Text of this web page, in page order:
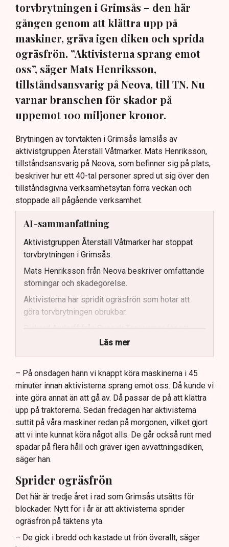
torvbrytningen i Grimsås – den här
gången genom att klättra upp på
maskiner, gräva igen diken och sprida
ogräsfrön. ”Aktivisterna sprang emot
oss”, säger Mats Henriksson,
tillståndsansvarig på Neova, till TN. Nu
varnar branschen för skador på
uppemot 100 miljoner kronor.
Brytningen av torvtäkten i Grimsås lamslås av
aktivistgruppen Återställ Våtmarker. Mats Henriksson,
tillståndsansvarig på Neova, som befinner sig på plats,
beskriver hur ett 40-tal personer spred ut sig över den
tillståndsgivna verksamhetsytan förra veckan och
stoppade all pågående verksamhet.
AI-sammanfattning
Aktivistgruppen Återställ Våtmarker har stoppat
torvbrytningen i Grimsås.
Mats Henriksson från Neova beskriver omfattande
störningar och skadegörelse.
Aktivisterna har spridit ogräsfrön som hotar att
göra torvbrytningen obrukbar.
Rickard Axdorff från Svensk Torv varnar för ett
stort ekonomiskt sabotage.
Dialogpolisen på plats står maktlös inför
aktivisternas handlingar.
Frågor kvarstår om finansiering av illegal aktivism.
Läs mer
– På onsdagen hann vi knappt köra maskinerna i 45
minuter innan aktivisterna sprang emot oss. Då kunde vi
inte göra annat än att gå av. Då passar de på att klättra
upp på traktorerna. Sedan fredagen har aktivisterna
suttit på våra maskiner redan på morgonen, vilket gjort
att vi inte kunnat köra något alls. De går också runt med
spadar på flera håll och gräver igen avvattningsdiken,
säger han.
Sprider ogräsfrön
Det här är tredje året i rad som Grimsås utsätts för
blockader. Nytt för i år är att aktivisterna sprider
ogräsfrön på täktens yta.
– De gick i bredd och kastade ut frön överallt, säger